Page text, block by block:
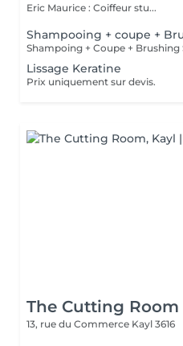
Eric Maurice : Coiffeur stu...
Shampooing + coupe +
Lissage Keratine
Prix uniquement sur devis.
The Cutting Room
13, rue du Commerce Kayl 3616